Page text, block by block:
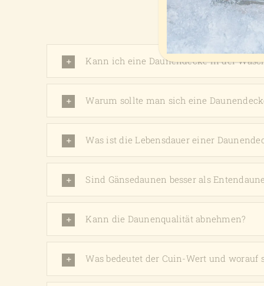
Kann ich eine Daunendecke in der
Warum sollte man sich eine
Was ist die Lebensdauer einer
Sind Gänsedaunen besser als
Kann die Daunenqualität abnehmen?
Was bedeutet der Cuin-Wert und worauf